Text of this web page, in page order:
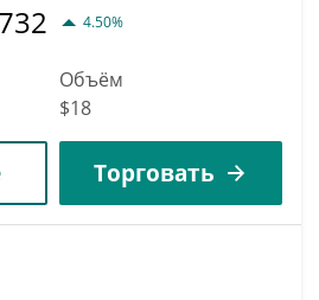
4.50%
Объём
$18
Торговать